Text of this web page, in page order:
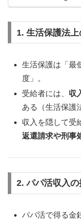
1. 生活保護法
生活保護は「最
度」。
受給者には、 収
ある（生活保護
収入を隠して受
返還請求や刑事
2. パパ活収入の
パパ活で得る金